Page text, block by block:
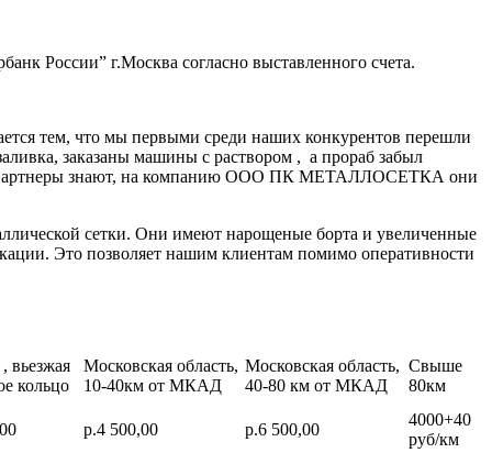
России” г.Москва согласно выставленного счета.
тем, что мы первыми среди наших конкурентов перешли
заказаны машины с раствором , а прораб забыл
партнеры знают, на компанию ООО ПК МЕТАЛЛОСЕТКА они
сетки. Они имеют нарощеные борта и увеличенные
Это позволяет нашим клиентам помимо оперативности
вьезжая
кольцо
Московская область,
10-40км от МКАД
Московская область,
40-80 км от МКАД
Свыше
80км
р.4 500,00 р.6 500,00
4000+40
руб/км